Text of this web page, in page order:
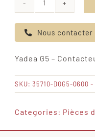
de
Yadea
-
Contacteur
de
Nous contacter
Yadea G5 –
SKU: 35710-D0G5-0600 -
Categories: Pièces